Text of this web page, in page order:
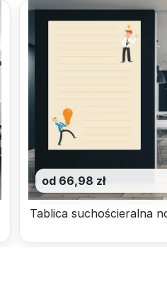
od 66,98 zł
Tablica suchościeralna